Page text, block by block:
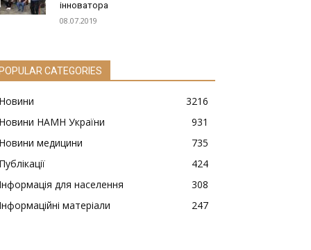
інноватора
08.07.2019
POPULAR CATEGORIES
Новини
3216
Новини НАМН України
931
Новини медицини
735
Публікації
424
Інформація для населення
308
Інформаційні матеріали
247